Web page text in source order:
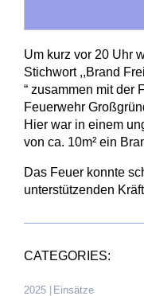
Um kurz vor 20 Uhr
Stichwort ,,Brand
“ zusammen mit der
Feuerwehr
Hier war in einem
von ca. 10m² ein
Das Feuer konnte
unterstützenden
CATEGORIES:
2025 Einsätze